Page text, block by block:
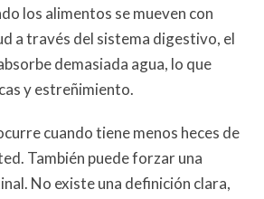
los alimentos se mueven con
a través del sistema digestivo, el
demasiada agua, lo que
y estreñimiento.
cuando tiene menos heces de
También puede forzar una
No existe una definición clara,